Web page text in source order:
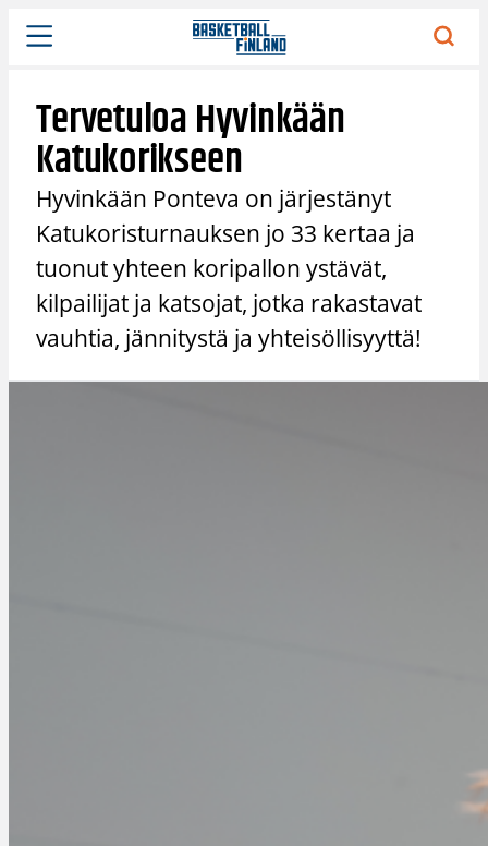
Siirry
sisältöön
Tervetuloa Hyvinkään
Katukorikseen
Hyvinkään Ponteva on järjestänyt
Katukoristurnauksen jo 33 kertaa ja
tuonut yhteen koripallon ystävät,
kilpailijat ja katsojat, jotka rakastavat
vauhtia, jännitystä ja yhteisöllisyyttä!